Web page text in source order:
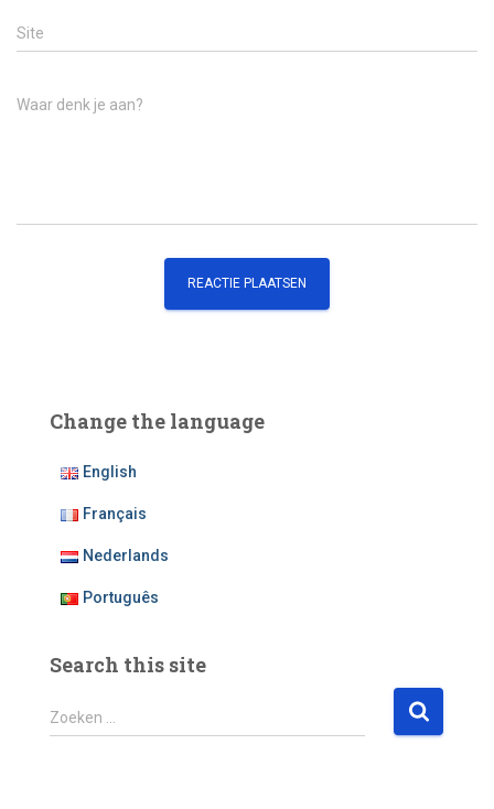
Site
Waar denk je aan?
Change the language
English
Français
Nederlands
Português
Search this site
Z
o
Zoeken …